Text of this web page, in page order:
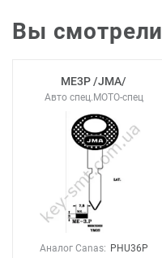
Вы смотрели
ME3P /JMA/
Авто спец.MOTO-спец
Аналог Canas: PHU36P